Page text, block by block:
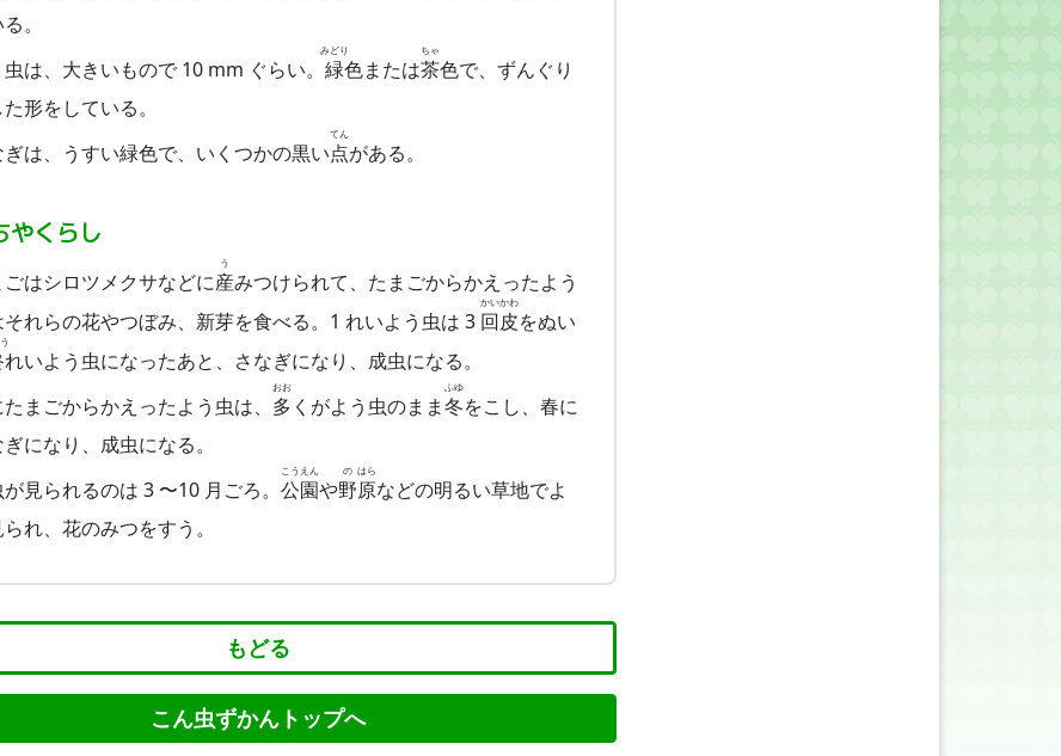
。
虫は、大きいもので 10 mm ぐらい。 緑
みどり
色または茶
ちゃ
色で、ずんぐり
形をしている。
ぎは、うすい緑色で、いくつかの黒い点
てん
がある。
やくらし
ごはシロツメクサなどに産
う
みつけられて、たまごからかえったよう
それらの花やつぼみ、新芽を食べる。1 れいよう虫は 3 回
かい
皮
かわ
をぬい
れいよう虫になったあと、さなぎになり、成虫になる。
まごからかえったよう虫は、 多
おお
くがよう虫のまま冬
ふゆ
をこし、春に
になり、成虫になる。
見られるのは 3 〜10 月ごろ。 公
こう
園
えん
や野
の
原
はら
などの明るい草地でよ
られ、花のみつをすう。
もどる
こん虫ずかんトップへ